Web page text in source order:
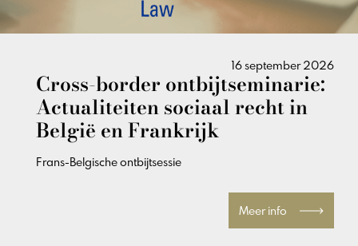
16 september 2026
Cross-border ontbijtseminarie:
Actualiteiten sociaal recht in
België en Frankrijk
Frans-Belgische ontbijtsessie
Meer info